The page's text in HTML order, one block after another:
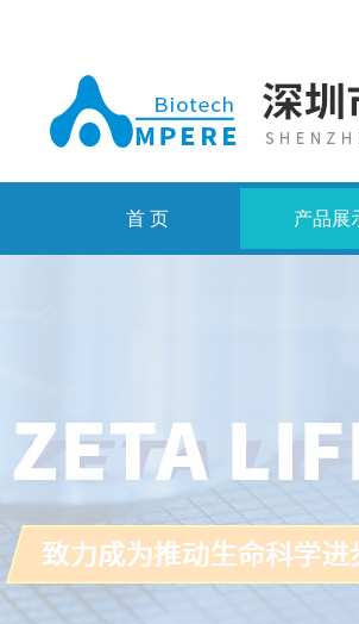
首 页 产品展